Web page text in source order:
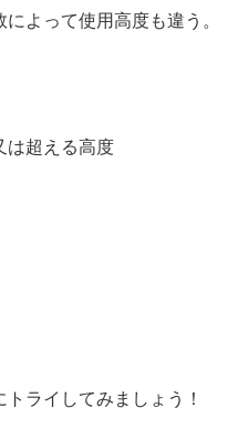
よって使用高度も違う。
は超える高度
ライしてみましょう！